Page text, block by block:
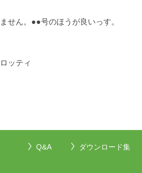
せん。●●号のほうが良いっす。
ッティ
Q&A ダウンロード集